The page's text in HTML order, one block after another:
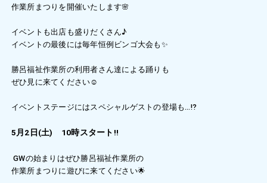
作業所まつりを開催いたします🌸
イベントも出店も盛りだくさん♪
イベントの最後には毎年恒例ビンゴ大会も✨️
勝呂福祉作業所の利用者さん達による踊りも
ぜひ見に来てください☺️
イベントステージにはスペシャルゲストの登場も…⁉️
5月2日(土) 10時スタート‼️
GWの始まりはぜひ勝呂福祉作業所の
作業所まつりに遊びに来てください🌟